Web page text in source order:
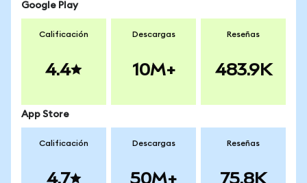
Google Play
Calificación
4.4
Descargas
10M+
Reseñas
483.9K
App Store
Calificación
4.7
Descargas
50M+
Reseñas
75.8K